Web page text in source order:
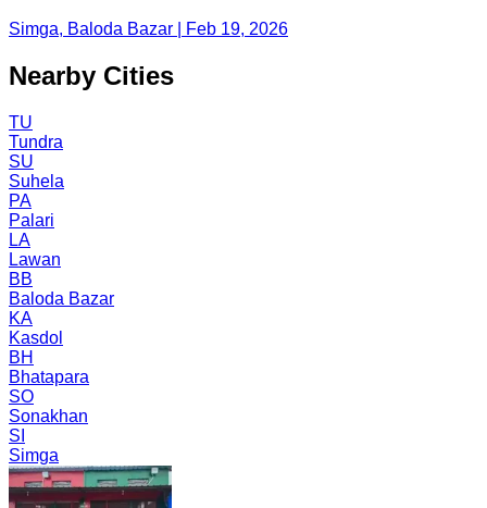
Simga, Baloda Bazar | Feb 19, 2026
Nearby Cities
TU
Tundra
SU
Suhela
PA
Palari
LA
Lawan
BB
Baloda Bazar
KA
Kasdol
BH
Bhatapara
SO
Sonakhan
SI
Simga